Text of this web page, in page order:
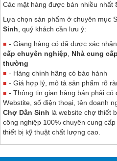
Các mặt hàng được bán nhiều nhất
Lựa chọn sản phẩm ở chuyên mục
Sinh, quý khách cần lưu ý:
- Giang hàng có đã được xác
cấp chuyên nghiệp, Nhà cung
thường
- Hàng chính hãng có bảo hành
- Giá hợp lý, mô tả sản phẩm rõ
- Thông tin gian hàng bán phải có
Webstite, số điện thoại, tên doanh
Chợ Dân Sinh là website chợ thiết
công nghiệp 100% chuyên cung
thiết bị kỹ thuật chất lượng cao.